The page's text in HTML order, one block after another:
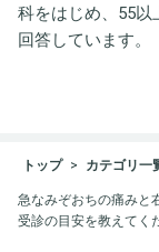
科をはじめ、55以
回答しています。
トップ カテゴリ一
急なみぞおちの痛みと
受診の目安を教えてく